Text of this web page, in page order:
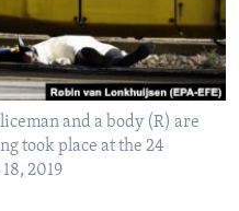
and a body (R) are
took place at the 24
2019